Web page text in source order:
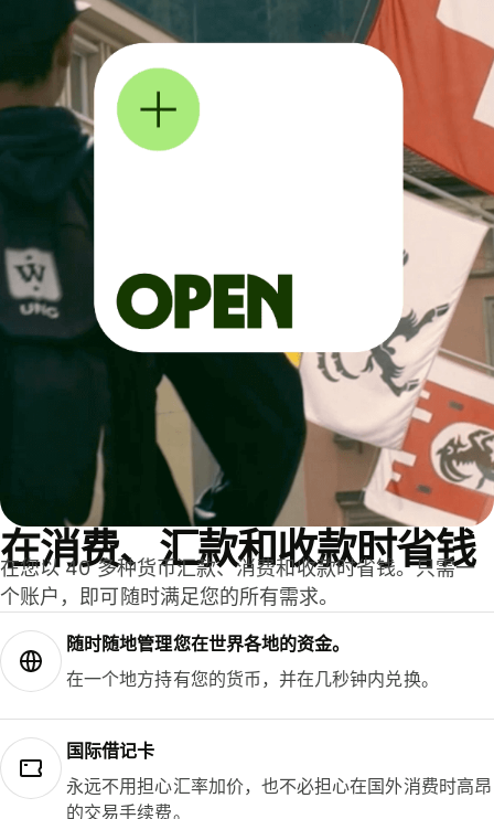
在消费、汇款和收款时省钱
在您以 40 多种货币汇款、消费和收款时省钱。只需一
个账户，即可随时满足您的所有需求。
随时随地管理您在世界各地的资金。
在一个地方持有您的货币，并在几秒钟内兑换。
国际借记卡
永远不用担心汇率加价，也不必担心在国外消费时高昂
的交易手续费。